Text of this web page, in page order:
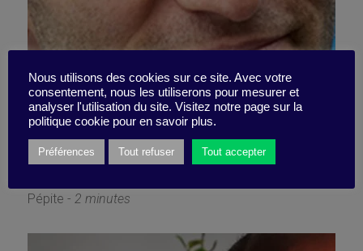
Le cocon, la confiance, la
performance
Pépite - 2 minutes
Nous utilisons des cookies sur ce site. Avec votre
consentement, nous les utiliserons pour mesurer et
analyser l'utilisation du site. Visitez notre page sur la
politique cookie pour en savoir plus.
Préférences Tout refuser Tout accepter